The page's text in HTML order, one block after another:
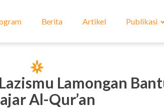
Berita Artikel Publikasi
Lamongan
Al-Qur’an